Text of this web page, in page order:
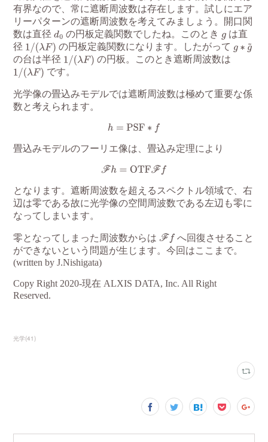
光学(41)